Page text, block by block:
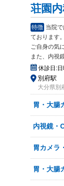
荘園
特徴 当院
てお ります。
ご自身の気
また、内視
休診日:
別府駅
大分県別
胃・大腸
内視鏡・
胃カメラ
胃・大腸